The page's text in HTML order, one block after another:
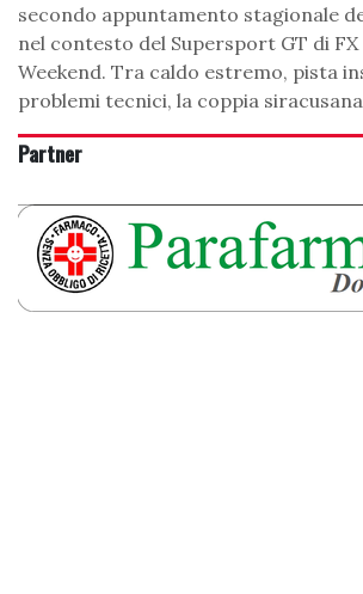
secondo appuntamento stagionale
nel contesto del Supersport GT di FX
Weekend. Tra caldo estremo, pista
problemi tecnici, la coppia
Partner